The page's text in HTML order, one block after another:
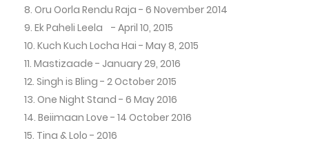
Oru Oorla Rendu Raja - 6 November 2014
Ek Paheli Leela - April 10, 2015
Kuch Kuch Locha Hai - May 8, 2015
Mastizaade - January 29, 2016
Singh is Bling - 2 October 2015
One Night Stand - 6 May 2016
Beiimaan Love - 14 October 2016
Tina & Lolo - 2016